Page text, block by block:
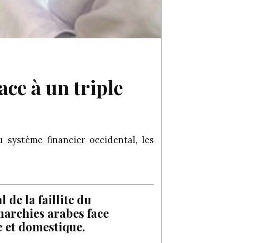
à un triple
financier occidental, les
de la faillite du
arabes face
domestique.